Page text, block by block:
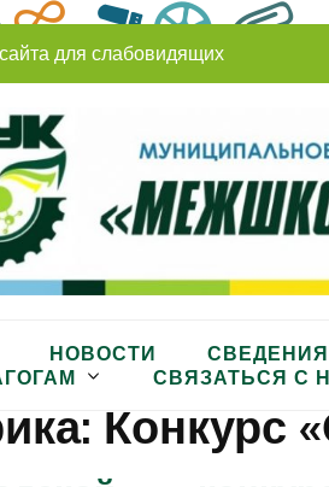
для слабовидящих
НОВОСТИ
СВЯЗАТЬСЯ С
Конкурс